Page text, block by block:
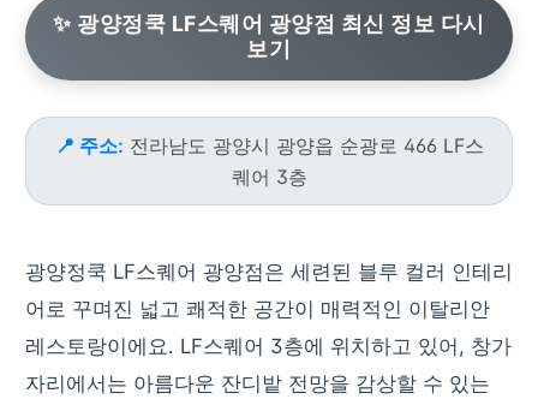
✨ 광양정쿡 LF스퀘어 광양점 최신 정보 다시
보기
📍 주소: 전라남도 광양시 광양읍 순광로 466 LF스
퀘어 3층
광양정쿡 LF스퀘어 광양점은 세련된 블루 컬러 인테리
어로 꾸며진 넓고 쾌적한 공간이 매력적인 이탈리안
레스토랑이에요. LF스퀘어 3층에 위치하고 있어, 창가
자리에서는 아름다운 잔디밭 전망을 감상할 수 있는